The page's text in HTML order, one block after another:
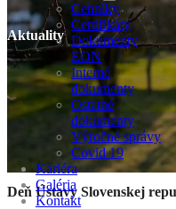
Cenníky
Certifikáty
Dokumenty
EON
Interné
dokumenty
Ostatné
dokumenty
Výročné správy
Covid 19
Kariéra
Galéria
Kontakt
Aktuality
Deň Ústavy Slovenskej